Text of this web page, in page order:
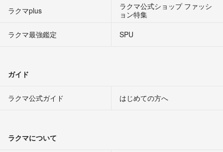
ラクマplus
ラクマ公式ショップ ファッシ
ョン特集
ラクマ最強鑑定
SPU
ガイド
ラクマ公式ガイド はじめての方へ
ラクマについて